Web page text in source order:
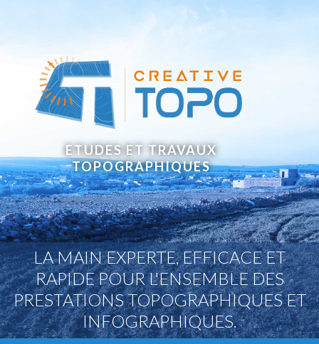
ETUDES ET TRAVAUX
TOPOGRAPHIQUES
LA MAIN EXPERTE, EFFICACE ET
RAPIDE POUR L'ENSEMBLE DES
PRESTATIONS TOPOGRAPHIQUES ET
INFOGRAPHIQUES.